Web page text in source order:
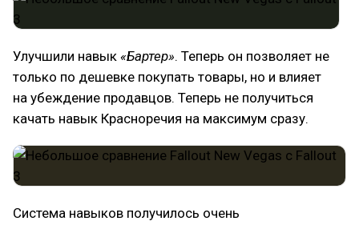
Улучшили навык «Бартер». Теперь он позволяет не
только по дешевке покупать товары, но и влияет
на убеждение продавцов. Теперь не получиться
качать навык Красноречия на максимум сразу.
Система навыков получилось очень